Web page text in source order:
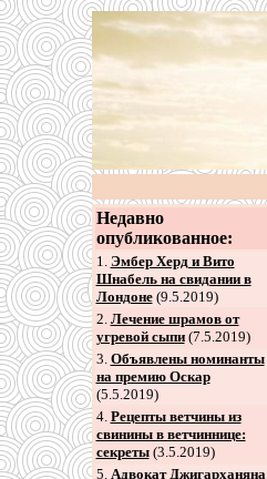
Недавно
опубликованное:
1. Эмбер Херд и Вито
Шнабель на свидании в
Лондоне(9.5.2019)
2. Лечение шрамов от
угревой сыпи(7.5.2019)
3. Объявлены номинанты
на премию Оскар
(5.5.2019)
4. Рецепты ветчины из
свинины в ветчиннице:
секреты(3.5.2019)
5. Адвокат Джигарханяна